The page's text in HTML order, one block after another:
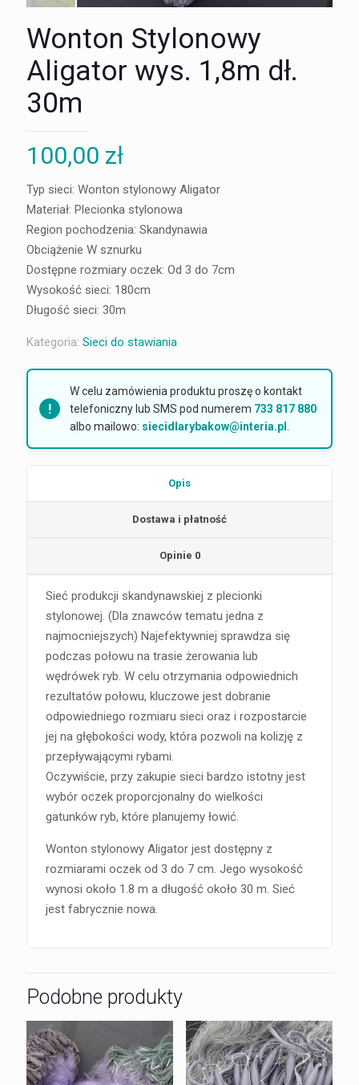
Wonton Stylonowy
Aligator wys. 1,8m dł.
30m
100,00 zł
Typ sieci: Wonton stylonowy Aligator
Materiał: Plecionka stylonowa
Region pochodzenia: Skandynawia
Obciążenie W sznurku
Dostępne rozmiary oczek: Od 3 do 7cm
Wysokość sieci: 180cm
Długość sieci: 30m
Kategoria: Sieci do stawiania
W celu zamówienia produktu proszę o kontakt
telefoniczny lub SMS pod numerem 733 817 880
albo mailowo: siecidlarybakow@interia.pl .
Opis
Dostawa i płatność
Opinie 0
Sieć produkcji skandynawskiej z plecionki
stylonowej. (Dla znawców tematu jedna z
najmocniejszych) Najefektywniej sprawdza się
podczas połowu na trasie żerowania lub
wędrówek ryb. W celu otrzymania odpowiednich
rezultatów połowu, kluczowe jest dobranie
odpowiedniego rozmiaru sieci oraz i rozpostarcie
jej na głębokości wody, która pozwoli na kolizję z
przepływającymi rybami.
Oczywiście, przy zakupie sieci bardzo istotny jest
wybór oczek proporcjonalny do wielkości
gatunków ryb, które planujemy łowić.
Wonton stylonowy Aligator jest dostępny z
rozmiarami oczek od 3 do 7 cm. Jego wysokość
wynosi około 1.8 m a długość około 30 m. Sieć
jest fabrycznie nowa.
Podobne produkty